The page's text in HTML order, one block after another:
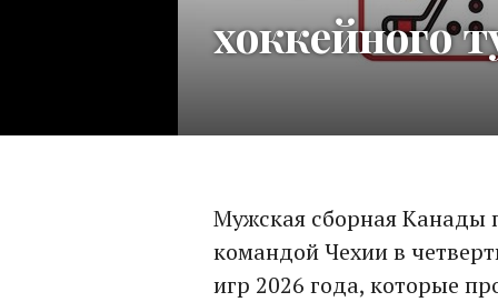
хоккейного
Мужская сборная Канады
командой Чехии в
игр 2026 года, которые